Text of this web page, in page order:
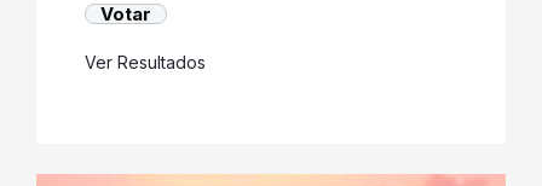
Ver Resultados